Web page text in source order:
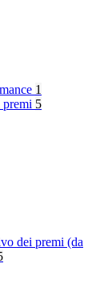
1
premi 5
dei premi (da